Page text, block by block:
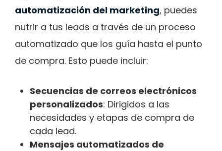
automatización del marketing, puedes
nutrir a tus leads a través de un proceso
automatizado que los guía hasta el punto
de compra. Esto puede incluir:
Secuencias de correos electrónicos
personalizados: Dirigidos a las
necesidades y etapas de compra de
cada lead.
Mensajes automatizados de